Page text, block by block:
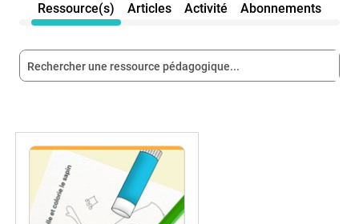
Ressource(s) Articles Activité Abonnements